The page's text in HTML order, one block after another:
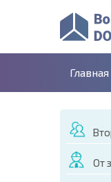
Главная
От